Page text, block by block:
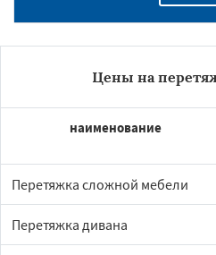
Цены на
наименование
Перетяжка сложной мебели
Перетяжка дивана